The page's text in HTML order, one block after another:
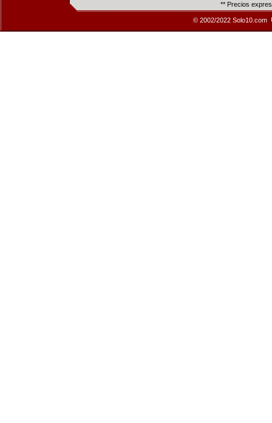
** Precios
© 2002/2022 Solo10.com